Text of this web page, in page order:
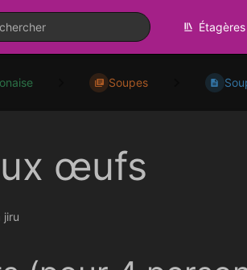
Étagères
Soupes
œufs